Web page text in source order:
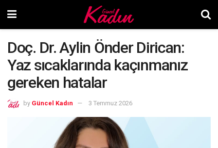
Doç. Dr. Aylin Önder Dirican:
Yaz sıcaklarında kaçınmanız
gereken hatalar
by Güncel Kadın 3 Temmuz 2026